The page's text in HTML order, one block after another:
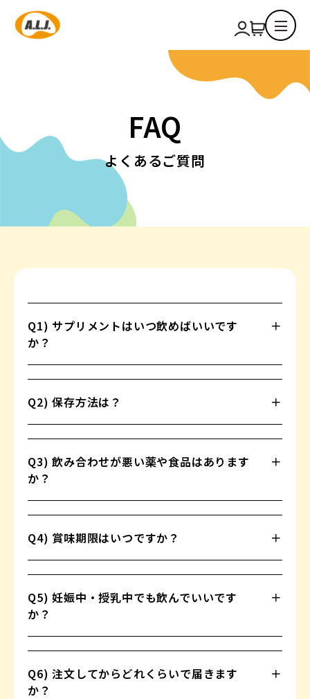
FAQ
よくあるご質問
Q1) サプリメントはいつ飲めばいいです
か？
Q2) 保存方法は？
Q3) 飲み合わせが悪い薬や食品はあります
か？
Q4) 賞味期限はいつですか？
Q5) 妊娠中・授乳中でも飲んでいいです
か？
Q6) 注文してからどれくらいで届きます
か？